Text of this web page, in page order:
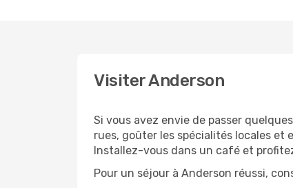
Visiter Anderson
Si vous avez envie de passer
rues, goûter les spécialités locales et
Installez-vous dans un café et
Pour un séjour à Anderson réussi,